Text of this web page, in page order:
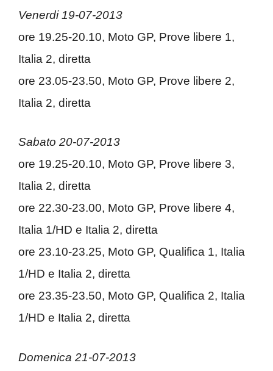
Venerdi 19-07-2013
ore 19.25-20.10, Moto GP, Prove libere 1,
Italia 2, diretta
ore 23.05-23.50, Moto GP, Prove libere 2,
Italia 2, diretta
Sabato 20-07-2013
ore 19.25-20.10, Moto GP, Prove libere 3,
Italia 2, diretta
ore 22.30-23.00, Moto GP, Prove libere 4,
Italia 1/HD e Italia 2, diretta
ore 23.10-23.25, Moto GP, Qualifica 1, Italia
1/HD e Italia 2, diretta
ore 23.35-23.50, Moto GP, Qualifica 2, Italia
1/HD e Italia 2, diretta
Domenica 21-07-2013